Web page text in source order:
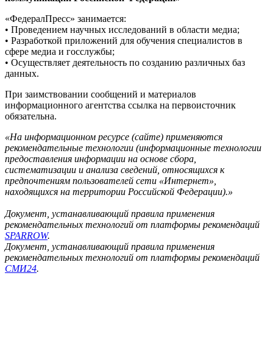
«ФедералПресс» занимается:
• Проведением научных исследований в области медиа;
• Разработкой приложений для обучения специалистов в
сфере медиа и госслужбы;
• Осуществляет деятельность по созданию различных баз
данных.
При заимствовании сообщений и материалов
информационного агентства ссылка на первоисточник
обязательна.
«На информационном ресурсе (сайте) применяются
рекомендательные технологии (информационные технологии
предоставления информации на основе сбора,
систематизации и анализа сведений, относящихся к
предпочтениям пользователей сети «Интернет»,
находящихся на территории Российской Федерации).»
Документ, устанавливающий правила применения
рекомендательных технологий от платформы рекомендаций
SPARROW.
Документ, устанавливающий правила применения
рекомендательных технологий от платформы рекомендаций
СМИ24.